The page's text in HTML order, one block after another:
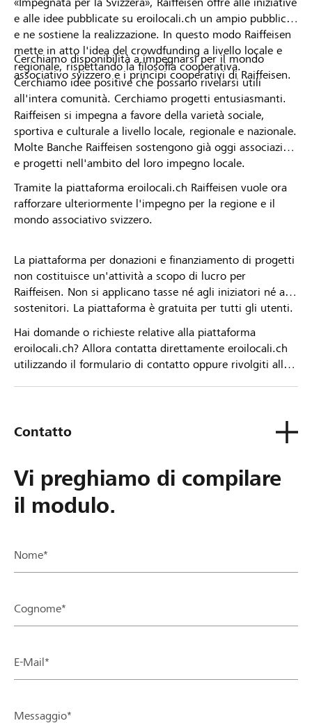
e alle idee pubblicate su eroilocali.ch un ampio pubblico
e ne sostiene la realizzazione. In questo modo Raiffeisen
mette in atto l'idea del crowdfunding a livello locale e
regionale, rispettando la filosofia cooperativa.
Cerchiamo idee positive che possano rivelarsi utili
all'intera comunità. Cerchiamo progetti entusiasmanti.
Cerchiamo disponibilità a impegnarsi per il mondo
associativo svizzero e i principi cooperativi di Raiffeisen.
Raiffeisen si impegna a favore della varietà sociale,
sportiva e culturale a livello locale, regionale e nazionale.
Molte Banche Raiffeisen sostengono già oggi associazioni
e progetti nell'ambito del loro impegno locale.
Tramite la piattaforma eroilocali.ch Raiffeisen vuole ora
rafforzare ulteriormente l'impegno per la regione e il
mondo associativo svizzero.
La piattaforma per donazioni e finanziamento di progetti
non costituisce un'attività a scopo di lucro per
Raiffeisen. Non si applicano tasse né agli iniziatori né ai
sostenitori. La piattaforma è gratuita per tutti gli utenti.
Hai domande o richieste relative alla piattaforma
eroilocali.ch? Allora contatta direttamente eroilocali.ch
utilizzando il formulario di contatto oppure rivolgiti alla
Contatto
Vi preghiamo di compilare
il modulo.
Nome*
Cognome*
E-Mail*
Messaggio*